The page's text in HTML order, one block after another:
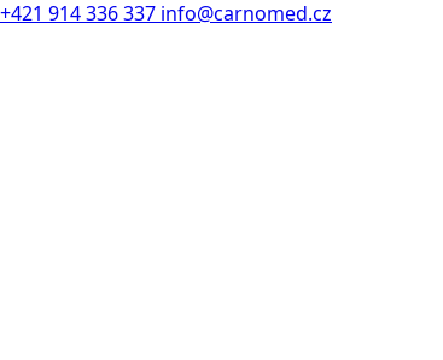
+421 914 336 337 info@carnomed.cz